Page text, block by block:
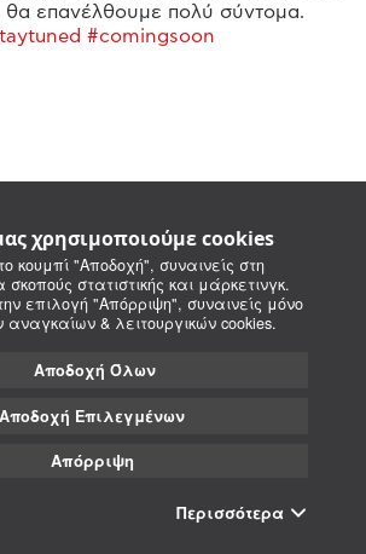
χρησιμοποιούμε cookies
κουμπί "Αποδοχή", συναινείς στη
σκοπούς στατιστικής και μάρκετινγκ.
επιλογή "Απόρριψη", συναινείς μόνο
αναγκαίων & λειτουργικών cookies.
Αποδοχή Όλων
Αποδοχή Επιλεγμένων
Απόρριψη
Περισσότερα
θα επανέλθουμε πολύ σύντομα.
#comingsoon